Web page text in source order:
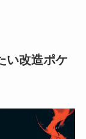
い改造ポケ